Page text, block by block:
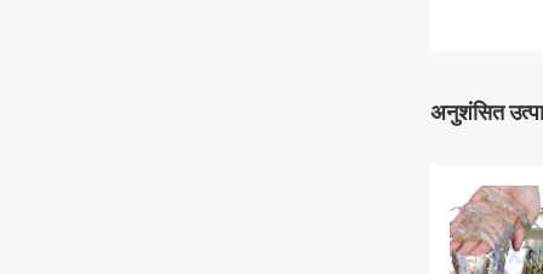
अनुशंसित